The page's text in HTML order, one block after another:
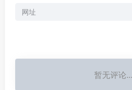
暂无评论...